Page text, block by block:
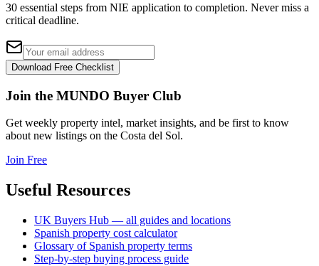
30 essential steps from NIE application to completion. Never miss a
critical deadline.
Download Free Checklist
Join the MUNDO Buyer Club
Get weekly property intel, market insights, and be first to know
about new listings on the Costa del Sol.
Join Free
Useful Resources
UK Buyers Hub — all guides and locations
Spanish property cost calculator
Glossary of Spanish property terms
Step-by-step buying process guide